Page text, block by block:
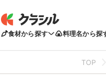
食材から探す 料理名から探
TOP